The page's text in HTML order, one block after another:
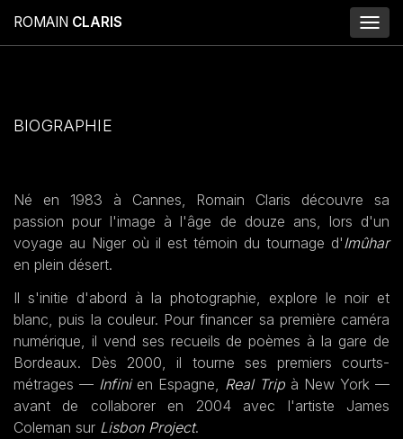
ROMAIN CLARIS
BIOGRAPHIE
Né en 1983 à Cannes, Romain Claris découvre sa
passion pour l'image à l'âge de douze ans, lors d'un
voyage au Niger où il est témoin du tournage d'Imûhar
en plein désert.
Il s'initie d'abord à la photographie, explore le noir et
blanc, puis la couleur. Pour financer sa première caméra
numérique, il vend ses recueils de poèmes à la gare de
Bordeaux. Dès 2000, il tourne ses premiers courts-
métrages — Infinien Espagne, Real Trip à New York —
avant de collaborer en 2004 avec l'artiste James
Coleman sur Lisbon Project.